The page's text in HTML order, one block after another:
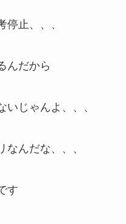
止、、、
んだから
じゃんよ、、、
なんだな、、、
す